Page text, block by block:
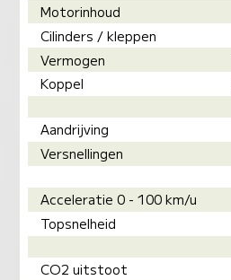
Motorinhoud
Cilinders / kleppen
Vermogen
Koppel
Aandrijving
Versnellingen
Acceleratie 0 - 100 km/u
Topsnelheid
CO2 uitstoot